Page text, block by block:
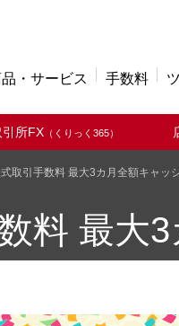
・サービス 手数料
引所FX（くりっく365）
取引手数料 最大3カ月全額キャッ
料 最大